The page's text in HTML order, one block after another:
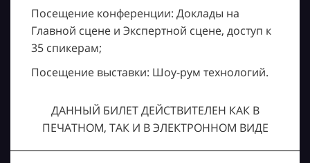
Посещение конференции: Доклады на
Главной сцене и Экспертной сцене, доступ к
35 спикерам;
Посещение выставки: Шоу-рум технологий.
ДАННЫЙ БИЛЕТ ДЕЙСТВИТЕЛЕН КАК В
ПЕЧАТНОМ, ТАК И В ЭЛЕКТРОННОМ ВИДЕ